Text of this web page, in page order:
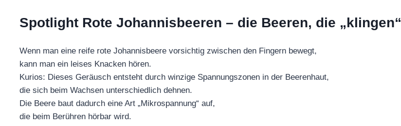
Spotlight Rote Johannisbeeren – die Beeren, die „klingen“
Wenn man eine reife rote Johannisbeere vorsichtig zwischen den Fingern bewegt,
kann man ein leises Knacken hören.
Kurios: Dieses Geräusch entsteht durch winzige Spannungszonen in der Beerenhaut,
die sich beim Wachsen unterschiedlich dehnen.
Die Beere baut dadurch eine Art „Mikrospannung“ auf,
die beim Berühren hörbar wird.